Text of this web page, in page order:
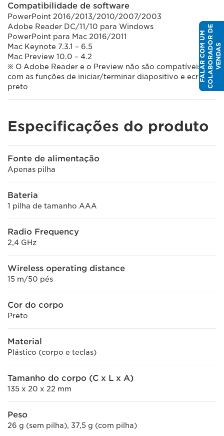
Compatibilidade de software
PowerPoint 2016/2013/2010/2007/2003
Adobe Reader DC/11/10 para Windows
PowerPoint para Mac 2016/2011
Mac Keynote 7.3.1 – 6.5
Mac Preview 10.0 – 4.2
※ O Adobe Reader e o Preview não são compatíveis
com as funções de iniciar/terminar diapositivo e ecrã
preto
Especificações do produto
Fonte de alimentação
Apenas pilha
Bateria
1 pilha de tamanho AAA
Radio Frequency
2,4 GHz
Wireless operating distance
15 m/50 pés
Cor do corpo
Preto
Material
Plástico (corpo e teclas)
Tamanho do corpo (C x L x A)
135 x 20 x 22 mm
Peso
26 g (sem pilha), 37,5 g (com pilha)
F
A
L
A
R
C
O M
U
M
C
O
L
A
B
O
R
A
D
O
R
DE
V
E
N
D
A S